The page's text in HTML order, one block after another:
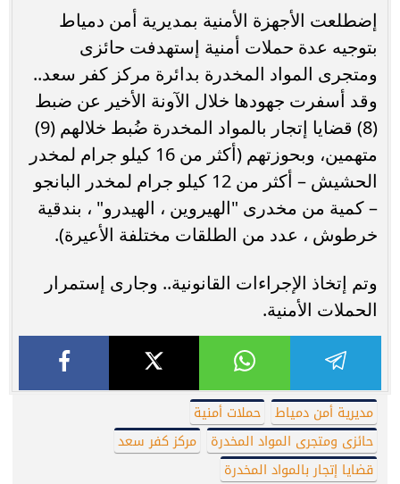
إضطلعت الأجهزة الأمنية بمديرية أمن دمياط
بتوجيه عدة حملات أمنية إستهدفت حائزى
ومتجرى المواد المخدرة بدائرة مركز كفر سعد..
وقد أسفرت جهودها خلال الآونة الأخير عن ضبط
(8) قضايا إتجار بالمواد المخدرة ضُبط خلالهم (9)
متهمين، وبحوزتهم (أكثر من 16 كيلو جرام لمخدر
الحشيش – أكثر من 12 كيلو جرام لمخدر البانجو
– كمية من مخدرى "الهيروين ، الهيدرو" ، بندقية
خرطوش ، عدد من الطلقات مختلفة الأعيرة).
وتم إتخاذ الإجراءات القانونية.. وجارى إستمرار
الحملات الأمنية.
مديرية أمن دمياط
حملات أمنية
حائزى ومتجرى المواد المخدرة
مركز كفر سعد
قضايا إتجار بالمواد المخدرة